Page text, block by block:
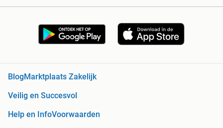
Blog Marktplaats Zakelijk
Veilig en Succesvol
Help en InfoVoorwaarden